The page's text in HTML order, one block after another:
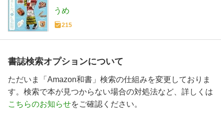
うめ
215
書誌検索オプションについて
ただいま「Amazon和書」検索の仕組みを変更しておりま
す。検索で本が見つからない場合の対処法など、詳しくは
こちらのお知らせをご確認ください。